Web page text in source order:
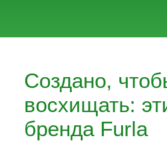
Создано,
восхищать:
бренда Furla